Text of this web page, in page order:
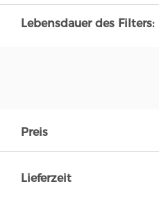
Lebensdauer des Filters:
Preis
Lieferzeit